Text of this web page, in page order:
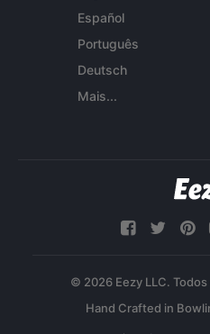
Español
Português
Deutsch
Mais...
© 2026 Eezy LLC.